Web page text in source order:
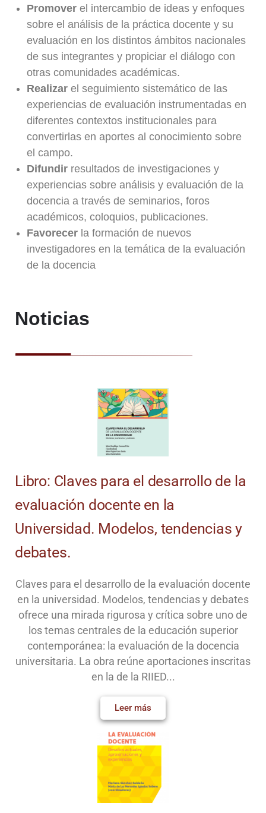
Promover el intercambio de ideas y enfoques
sobre el análisis de la práctica docente y su
evaluación en los distintos ámbitos nacionales
de sus integrantes y propiciar el diálogo con
otras comunidades académicas.
Realizar el seguimiento sistemático de las
experiencias de evaluación instrumentadas en
diferentes contextos institucionales para
convertirlas en aportes al conocimiento sobre
el campo.
Difundir resultados de investigaciones y
experiencias sobre análisis y evaluación de la
docencia a través de seminarios, foros
académicos, coloquios, publicaciones.
Favorecer la formación de nuevos
investigadores en la temática de la evaluación
de la docencia
Noticias
Libro: Claves para el desarrollo de la
evaluación docente en la
Universidad. Modelos, tendencias y
debates.
Claves para el desarrollo de la evaluación docente
en la universidad. Modelos, tendencias y debates
ofrece una mirada rigurosa y crítica sobre uno de
los temas centrales de la educación superior
contemporánea: la evaluación de la docencia
universitaria. La obra reúne aportaciones inscritas
en la de la RIIED...
Leer más